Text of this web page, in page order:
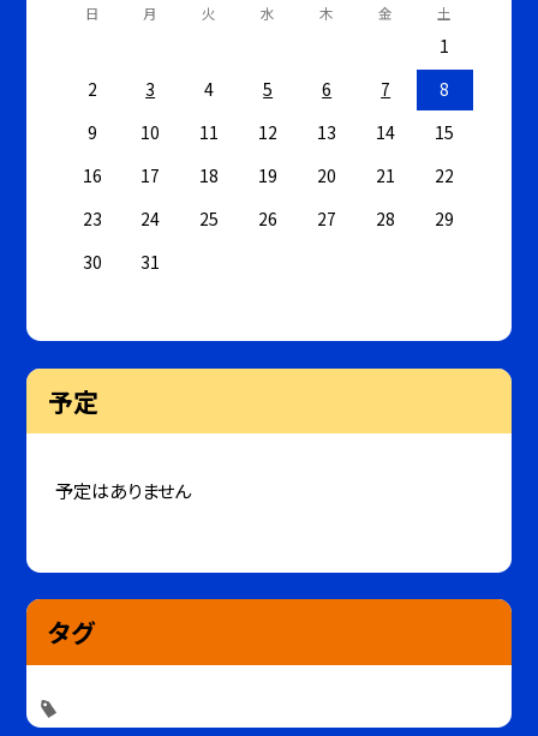
日 月 火 水 木 金 土
1
2
3 4 5 6 7
8
9
10 11 12 13 14
15
16
17 18 19 20 21
22
23
24 25 26 27 28
29
30
31
予定
予定はありません
タグ